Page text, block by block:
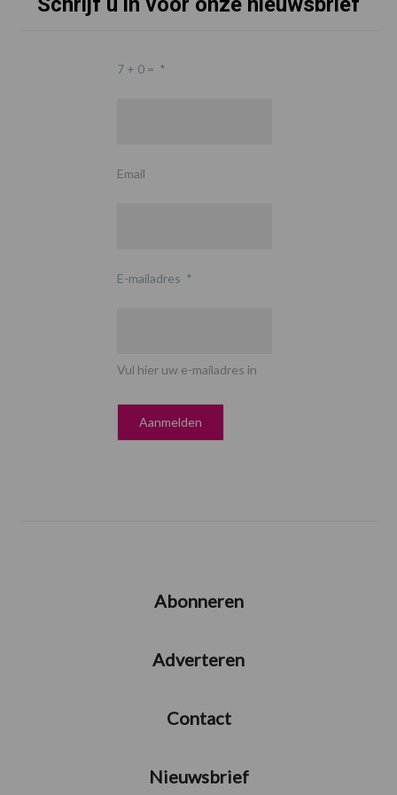
7 + 0 = *
Email
E-mailadres *
Vul hier uw e-mailadres in
Abonneren
Adverteren
Contact
Nieuwsbrief